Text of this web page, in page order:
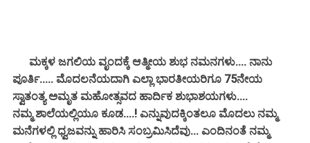
ಮಕ್ಕಳ ಜಗಲಿಯ ವೃಂದಕ್ಕೆ ಆತ್ಮೀಯ ಶುಭ ನಮನಗಳು.... ನಾನು
ಪೂರ್ತಿ..... ಮೊದಲನೆಯದಾಗಿ ಎಲ್ಲಾ ಭಾರತೀಯರಿಗೂ 75ನೇಯ
ಸ್ವಾತಂತ್ಯ ಅಮೃತ ಮಹೋತ್ಸವದ ಹಾರ್ದಿಕ ಶುಭಾಶಯಗಳು....
ನಮ್ಮ ಶಾಲೆಯಲ್ಲಿಯೂ ಕೂಡ....! ಎನ್ನುವುದಕ್ಕಿಂತಲೂ ಮೊದಲು ನಮ್ಮ
ಮನೆಗಳಲ್ಲಿ ಧ್ವಜವನ್ನು ಹಾರಿಸಿ ಸಂಬ್ರಮಿಸಿದೆವು... ಎಂದಿನಂತೆ ನಮ್ಮ